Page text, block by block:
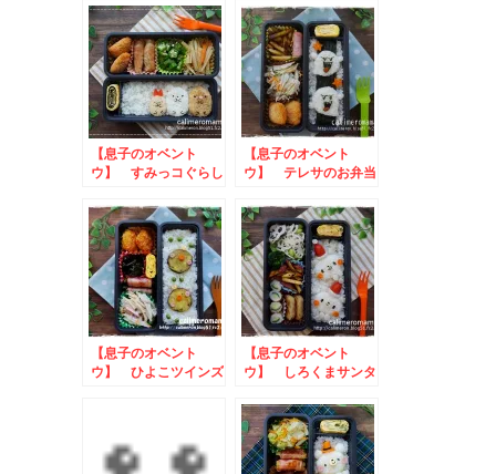
【息子のオベント
ウ】 すみっコぐらし
【息子のオベント
ウ】 テレサのお弁当
【息子のオベント
ウ】 ひよこツインズ
【息子のオベント
ウ】 しろくまサンタ